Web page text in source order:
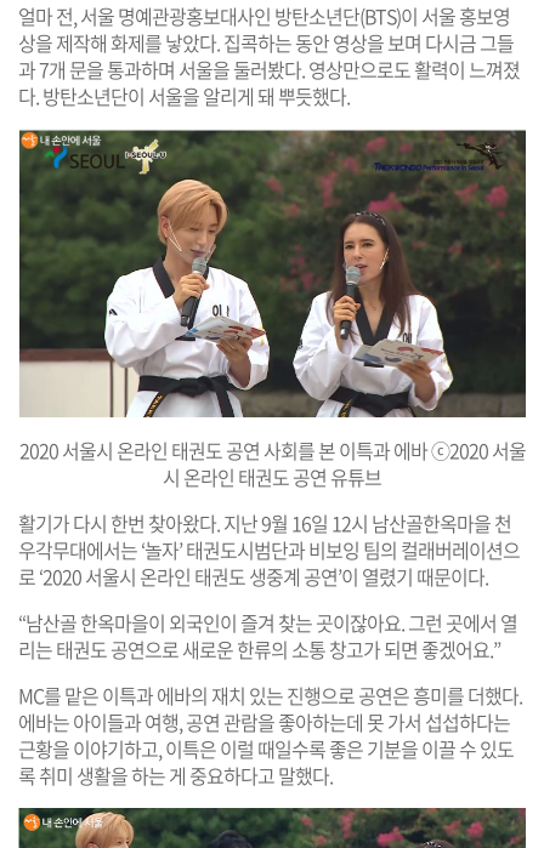
얼마 전, 서울 명예관광홍보대사인 방탄소년단(BTS)이 서울 홍보영
상을 제작해 화제를 낳았다. 집콕하는 동안 영상을 보며 다시금 그들
과 7개 문을 통과하며 서울을 둘러봤다. 영상만으로도 활력이 느껴졌
다. 방탄소년단이 서울을 알리게 돼 뿌듯했다.
2020 서울시 온라인 태권도 공연 사회를 본 이특과 에바 ⓒ2020 서울
시 온라인 태권도 공연 유튜브
활기가 다시 한번 찾아왔다. 지난 9월 16일 12시 남산골한옥마을 천
우각무대에서는 ‘놀자’ 태권도시범단과 비보잉 팀의 컬래버레이션으
로 ‘2020 서울시 온라인 태권도 생중계 공연’이 열렸기 때문이다.
“남산골 한옥마을이 외국인이 즐겨 찾는 곳이잖아요. 그런 곳에서 열
리는 태권도 공연으로 새로운 한류의 소통 창고가 되면 좋겠어요.”
MC를 맡은 이특과 에바의 재치 있는 진행으로 공연은 흥미를 더했다.
에바는 아이들과 여행, 공연 관람을 좋아하는데 못 가서 섭섭하다는
근황을 이야기하고, 이특은 이럴 때일수록 좋은 기분을 이끌 수 있도
록 취미 생활을 하는 게 중요하다고 말했다.